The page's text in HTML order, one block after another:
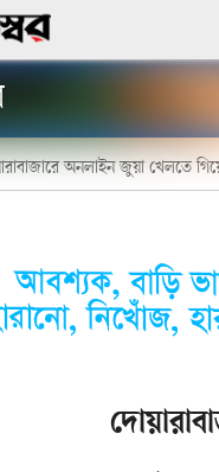
অনলাইন জুয়া খেলতে